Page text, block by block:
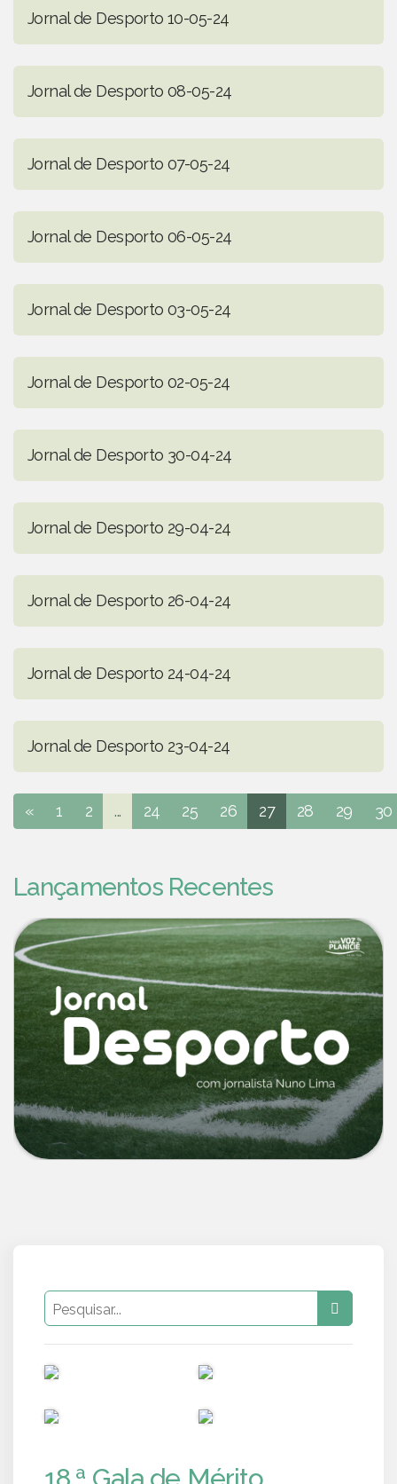
Jornal de Desporto 10-05-24
Jornal de Desporto 08-05-24
Jornal de Desporto 07-05-24
Jornal de Desporto 06-05-24
Jornal de Desporto 03-05-24
Jornal de Desporto 02-05-24
Jornal de Desporto 30-04-24
Jornal de Desporto 29-04-24
Jornal de Desporto 26-04-24
Jornal de Desporto 24-04-24
Jornal de Desporto 23-04-24
« 1 2 ... 24 25 26 27 28 29 30
Lançamentos Recentes